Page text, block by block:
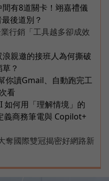
有8道關卡！翊嘉禮儀
後道別？
行銷「工具越多卻成效
親邀的接班人為何撕破
？
你讀Gmail、自動跑完工
看
如何用「理解情境」的
義商務筆電與 Copilot+
奪國際雙冠揭密好網路新